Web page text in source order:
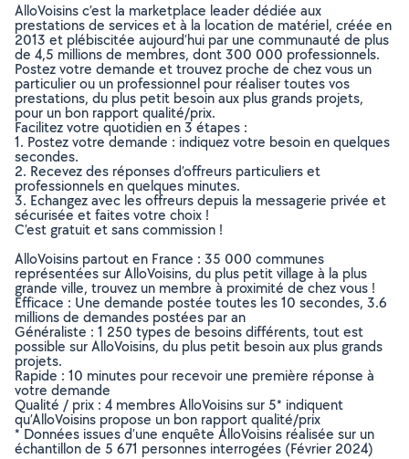
AlloVoisins c’est la marketplace leader dédiée aux
prestations de services et à la location de matériel, créée en
2013 et plébiscitée aujourd’hui par une communauté de plus
de 4,5 millions de membres, dont 300 000 professionnels.
Postez votre demande et trouvez proche de chez vous un
particulier ou un professionnel pour réaliser toutes vos
prestations, du plus petit besoin aux plus grands projets,
pour un bon rapport qualité/prix.
Facilitez votre quotidien en 3 étapes :
1. Postez votre demande : indiquez votre besoin en quelques
secondes.
2. Recevez des réponses d’offreurs particuliers et
professionnels en quelques minutes.
3. Echangez avec les offreurs depuis la messagerie privée et
sécurisée et faites votre choix !
C’est gratuit et sans commission !
AlloVoisins partout en France : 35 000 communes
représentées sur AlloVoisins, du plus petit village à la plus
grande ville, trouvez un membre à proximité de chez vous !
Efficace : Une demande postée toutes les 10 secondes, 3.6
millions de demandes postées par an
Généraliste : 1 250 types de besoins différents, tout est
possible sur AlloVoisins, du plus petit besoin aux plus grands
projets.
Rapide : 10 minutes pour recevoir une première réponse à
votre demande
Qualité / prix : 4 membres AlloVoisins sur 5* indiquent
qu’AlloVoisins propose un bon rapport qualité/prix
* Données issues d’une enquête AlloVoisins réalisée sur un
échantillon de 5 671 personnes interrogées (Février 2024)